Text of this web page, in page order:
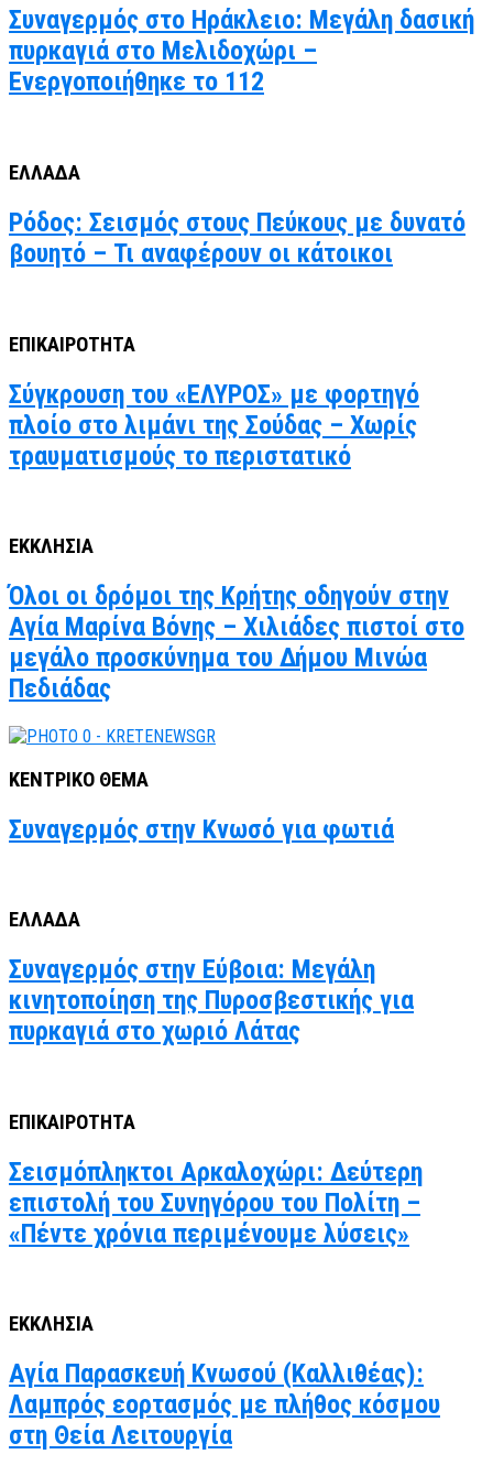
Συναγερμός στο Ηράκλειο: Μεγάλη δασική
πυρκαγιά στο Μελιδοχώρι –
Ενεργοποιήθηκε το 112
ΕΛΛΑΔΑ
Ρόδος: Σεισμός στους Πεύκους με δυνατό
βουητό – Τι αναφέρουν οι κάτοικοι
ΕΠΙΚΑΙΡΟΤΗΤΑ
Σύγκρουση του «ΕΛΥΡΟΣ» με φορτηγό
πλοίο στο λιμάνι της Σούδας – Χωρίς
τραυματισμούς το περιστατικό
ΕΚΚΛΗΣΙΑ
Όλοι οι δρόμοι της Κρήτης οδηγούν στην
Αγία Μαρίνα Βόνης – Χιλιάδες πιστοί στο
μεγάλο προσκύνημα του Δήμου Μινώα
Πεδιάδας
ΚΕΝΤΡΙΚΟ ΘΕΜΑ
Συναγερμός στην Κνωσό για φωτιά
ΕΛΛΑΔΑ
Συναγερμός στην Εύβοια: Μεγάλη
κινητοποίηση της Πυροσβεστικής για
πυρκαγιά στο χωριό Λάτας
ΕΠΙΚΑΙΡΟΤΗΤΑ
Σεισμόπληκτοι Αρκαλοχώρι: Δεύτερη
επιστολή του Συνηγόρου του Πολίτη –
«Πέντε χρόνια περιμένουμε λύσεις»
ΕΚΚΛΗΣΙΑ
Αγία Παρασκευή Κνωσού (Καλλιθέας):
Λαμπρός εορτασμός με πλήθος κόσμου
στη Θεία Λειτουργία